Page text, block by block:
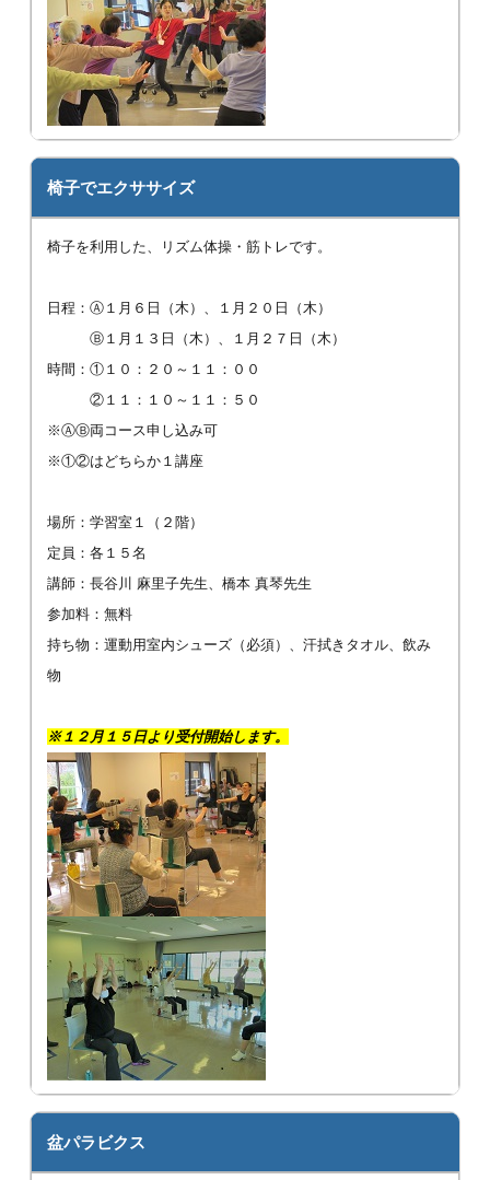
椅子でエクササイズ
椅子を利用した、リズム体操・筋トレです。
日程：Ⓐ１月６日（木）、１月２０日（木）
Ⓑ１月１３日（木）、１月２７日（木）
時間：①１０：２０～１１：００
②１１：１０～１１：５０
※ⒶⒷ両コース申し込み可
※①②はどちらか１講座
場所：学習室１（２階）
定員：各１５名
講師：長谷川 麻里子先生、橋本 真琴先生
参加料：無料
持ち物：運動用室内シューズ（必須）、汗拭きタオル、飲み
物
※１２月１５日より受付開始します。
盆パラビクス